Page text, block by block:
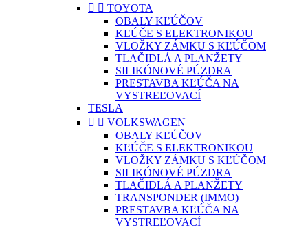
  TOYOTA
OBALY KĽÚČOV
KĽÚČE S ELEKTRONIKOU
VLOŽKY ZÁMKU S KĽÚČOM
TLAČIDLÁ A PLANŽETY
SILIKÓNOVÉ PÚZDRA
PRESTAVBA KĽÚČA NA
VYSTREĽOVACÍ
TESLA
  VOLKSWAGEN
OBALY KĽÚČOV
KĽÚČE S ELEKTRONIKOU
VLOŽKY ZÁMKU S KĽÚČOM
SILIKÓNOVÉ PÚZDRA
TLAČIDLÁ A PLANŽETY
TRANSPONDER (IMMO)
PRESTAVBA KĽÚČA NA
VYSTREĽOVACÍ